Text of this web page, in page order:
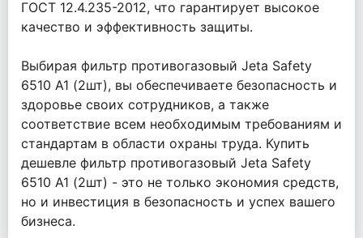
ГОСТ 12.4.235-2012, что гарантирует высокое
качество и эффективность защиты.
Выбирая фильтр противогазовый Jeta Safety
6510 А1 (2шт), вы обеспечиваете безопасность и
здоровье своих сотрудников, а также
соответствие всем необходимым требованиям и
стандартам в области охраны труда. Купить
дешевле фильтр противогазовый Jeta Safety
6510 А1 (2шт) - это не только экономия средств,
но и инвестиция в безопасность и успех вашего
бизнеса.